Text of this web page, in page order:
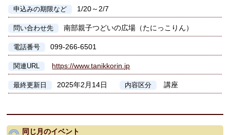
申込みの期限など 1/20～2/7
問い合わせ先 南部親子つどいの広場（たにっこりん）
電話番号 099-266-6501
関連URL https://www.tanikkorin.jp
最終更新日 2025年2月14日 内容区分 講座
同じ月のイベント